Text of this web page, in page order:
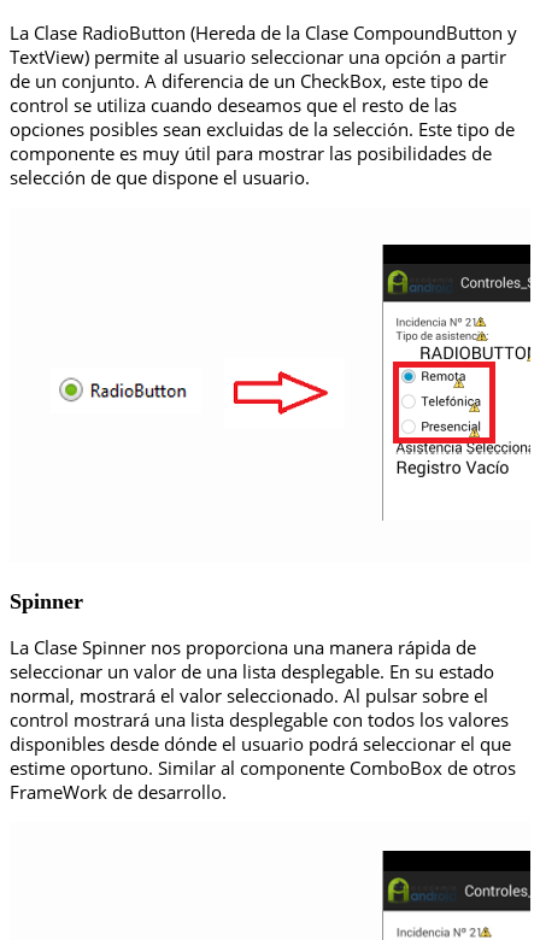
La Clase RadioButton (Hereda de la Clase CompoundButton y
TextView) permite al usuario seleccionar una opción a partir
de un conjunto. A diferencia de un CheckBox, este tipo de
control se utiliza cuando deseamos que el resto de las
opciones posibles sean excluidas de la selección. Este tipo de
componente es muy útil para mostrar las posibilidades de
selección de que dispone el usuario.
Spinner
La Clase Spinner nos proporciona una manera rápida de
seleccionar un valor de una lista desplegable. En su estado
normal, mostrará el valor seleccionado. Al pulsar sobre el
control mostrará una lista desplegable con todos los valores
disponibles desde dónde el usuario podrá seleccionar el que
estime oportuno. Similar al componente ComboBox de otros
FrameWork de desarrollo.